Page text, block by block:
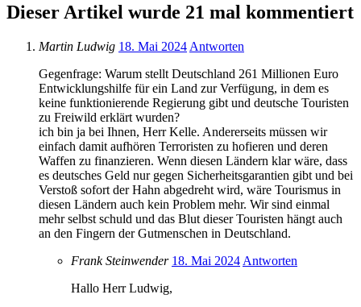
Dieser Artikel wurde 21 mal kommentiert
Martin Ludwig 18. Mai 2024 Antworten
Gegenfrage: Warum stellt Deutschland 261 Millionen Euro
Entwicklungshilfe für ein Land zur Verfügung, in dem es
keine funktionierende Regierung gibt und deutsche Touristen
zu Freiwild erklärt wurden?
ich bin ja bei Ihnen, Herr Kelle. Andererseits müssen wir
einfach damit aufhören Terroristen zu hofieren und deren
Waffen zu finanzieren. Wenn diesen Ländern klar wäre, dass
es deutsches Geld nur gegen Sicherheitsgarantien gibt und bei
Verstoß sofort der Hahn abgedreht wird, wäre Tourismus in
diesen Ländern auch kein Problem mehr. Wir sind einmal
mehr selbst schuld und das Blut dieser Touristen hängt auch
an den Fingern der Gutmenschen in Deutschland.
Frank Steinwender 18. Mai 2024 Antworten
Hallo Herr Ludwig,